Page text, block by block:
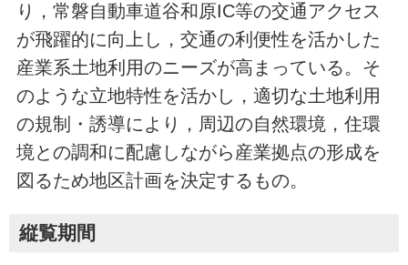
り，常磐自動車道谷和原IC等の交通アクセス
が飛躍的に向上し，交通の利便性を活かした
産業系土地利用のニーズが高まっている。そ
のような立地特性を活かし，適切な土地利用
の規制・誘導により，周辺の自然環境，住環
境との調和に配慮しながら産業拠点の形成を
図るため地区計画を決定するもの。
縦覧期間